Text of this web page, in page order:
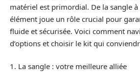
matériel est primordial. De la sangle à
élément joue un rôle crucial pour
fluide et sécurisée. Voici comment
d’options et choisir le kit qui
1. La sangle : votre meilleure alliée